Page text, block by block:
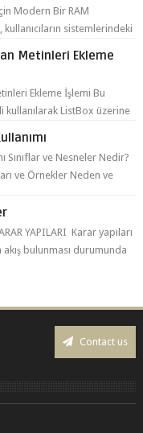
Modern Bir RAM
sistemlerindeki
Metinleri Ekleme
Ekleme İşlemi Bu
ListBox üzerine
Sınıflar ve Nesneler Nedir?
ve Örnekler Neden ve
YAPILARI Karar yapıları
bulunması durumunda
Contact us